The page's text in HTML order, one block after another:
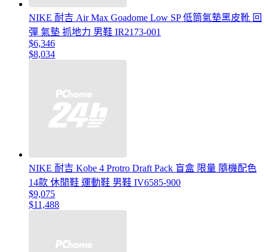
NIKE 耐吉 Air Max Goadome Low SP 低筒氣墊黑皮靴 回
彈 氣墊 抓地力 男鞋 IR2173-001
$6,346
$8,034
NIKE 耐吉 Kobe 4 Protro Draft Pack 盲盒 限量 隨機配色
14款 休閒鞋 運動鞋 男鞋 IV6585-900
$9,075
$11,488